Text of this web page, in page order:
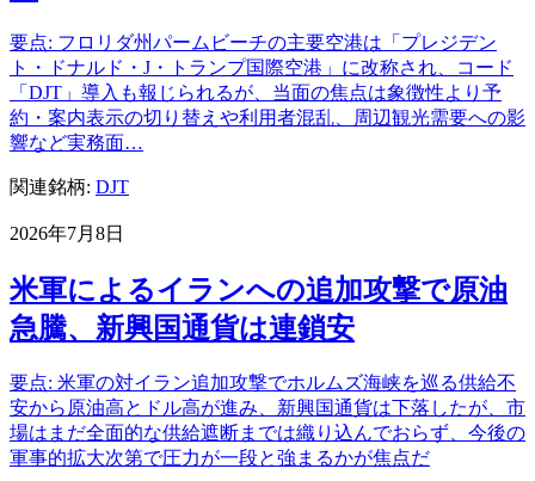
要点: フロリダ州パームビーチの主要空港は「プレジデン
ト・ドナルド・J・トランプ国際空港」に改称され、コード
「DJT」導入も報じられるが、当面の焦点は象徴性より予
約・案内表示の切り替えや利用者混乱、周辺観光需要への影
響など実務面…
関連銘柄: DJT
2026年7月8日
米軍によるイランへの追加攻撃で原油
急騰、新興国通貨は連鎖安
要点: 米軍の対イラン追加攻撃でホルムズ海峡を巡る供給不
安から原油高とドル高が進み、新興国通貨は下落したが、市
場はまだ全面的な供給遮断までは織り込んでおらず、今後の
軍事的拡大次第で圧力が一段と強まるかが焦点だ